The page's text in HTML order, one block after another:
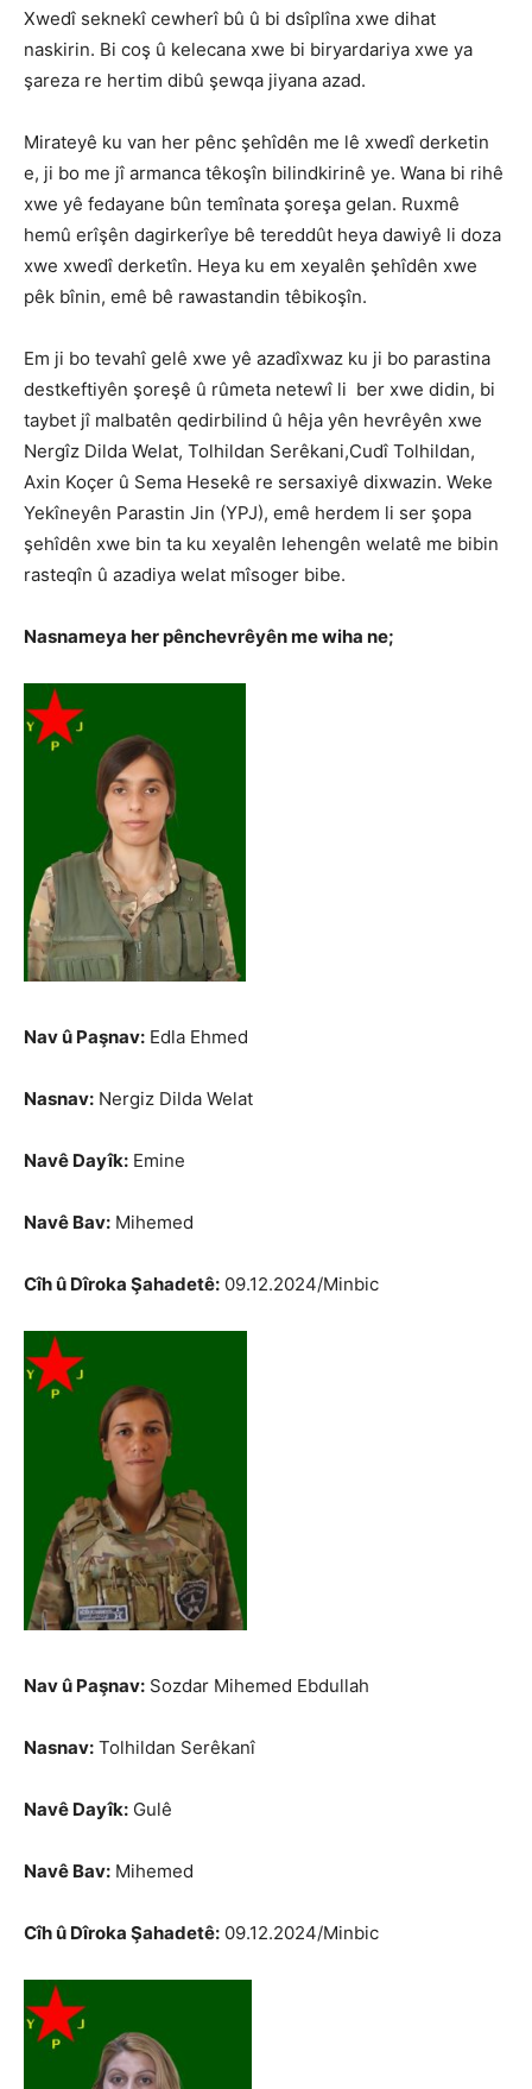
Xwedî seknekî cewherî bû û bi dsîplîna xwe dihat
naskirin. Bi coş û kelecana xwe bi biryardariya xwe ya
şareza re hertim dibû şewqa jiyana azad.
Mirateyê ku van her pênc şehîdên me lê xwedî derketin
e, ji bo me jî armanca têkoşîn bilindkirinê ye. Wana bi rihê
xwe yê fedayane bûn temînata şoreşa gelan. Ruxmê
hemû erîşên dagirkerîye bê tereddût heya dawiyê li doza
xwe xwedî derketîn. Heya ku em xeyalên şehîdên xwe
pêk bînin, emê bê rawastandin têbikoşîn.
Em ji bo tevahî gelê xwe yê azadîxwaz ku ji bo parastina
destkeftiyên şoreşê û rûmeta netewî li ber xwe didin, bi
taybet jî malbatên qedirbilind û hêja yên hevrêyên xwe
Nergîz Dilda Welat, Tolhildan Serêkani,Cudî Tolhildan,
Axin Koçer û Sema Hesekê re sersaxiyê dixwazin. Weke
Yekîneyên Parastin Jin (YPJ), emê herdem li ser şopa
şehîdên xwe bin ta ku xeyalên lehengên welatê me bibin
rasteqîn û azadiya welat mîsoger bibe.
Nasnameya her pênchevrêyên me wiha ne;
Nav û Paşnav: Edla Ehmed
Nasnav: Nergiz Dilda Welat
Navê Dayîk: Emine
Navê Bav: Mihemed
Cîh û Dîroka Şahadetê: 09.12.2024/Minbic
Nav û Paşnav: Sozdar Mihemed Ebdullah
Nasnav: Tolhildan Serêkanî
Navê Dayîk: Gulê
Navê Bav: Mihemed
Cîh û Dîroka Şahadetê: 09.12.2024/Minbic